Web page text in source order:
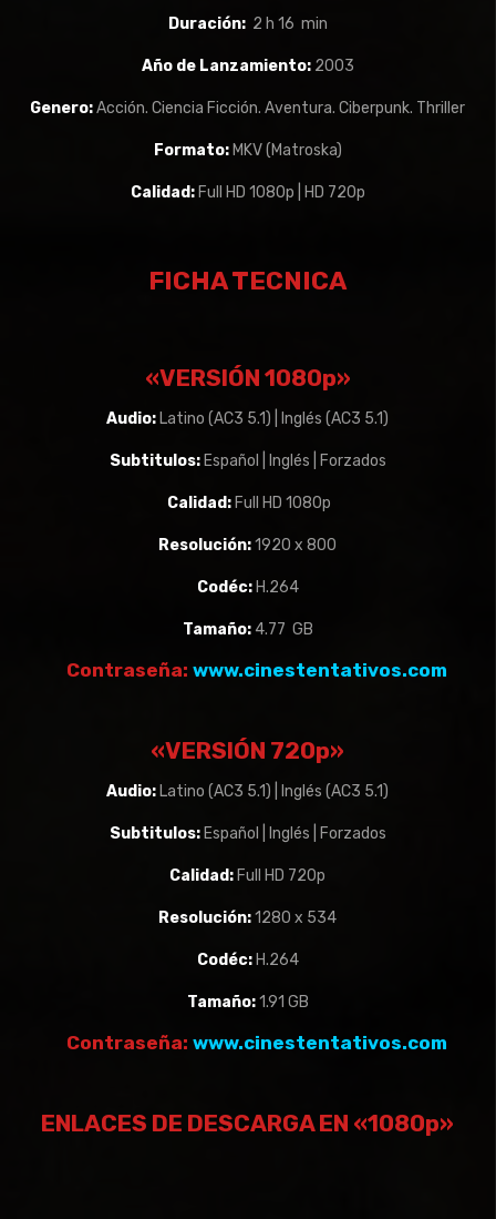
Duración: 2 h 16 min
Año de Lanzamiento:2003
Genero:Acción. Ciencia Ficción. Aventura. Ciberpunk. Thriller
Formato: MKV (Matroska)
Calidad: Full HD 1080p | HD 720p
FICHA TECNICA
«VERSIÓN 1080p»
Audio: Latino (AC3 5.1) | Inglés (AC3 5.1)
Subtitulos: Español | Inglés | Forzados
Calidad: Full HD 1080p
Resolución:1920 x 800
Codéc: H.264
Tamaño: 4.77 GB
Contraseña: www.cinestentativos.com
«VERSIÓN 720p»
Audio: Latino (AC3 5.1) | Inglés (AC3 5.1)
Subtitulos: Español | Inglés | Forzados
Calidad: Full HD 720p
Resolución:1280 x 534
Codéc: H.264
Tamaño:1.91 GB
Contraseña: www.cinestentativos.com
ENLACES DE DESCARGA EN «1080p»